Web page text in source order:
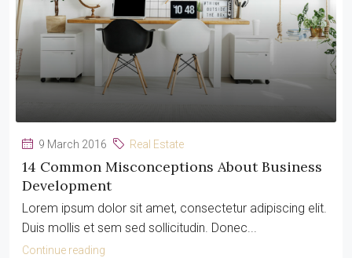
9 March 2016 Real Estate
14 Common Misconceptions About Business
Development
Lorem ipsum dolor sit amet, consectetur adipiscing elit.
Duis mollis et sem sed sollicitudin. Donec...
Continue reading